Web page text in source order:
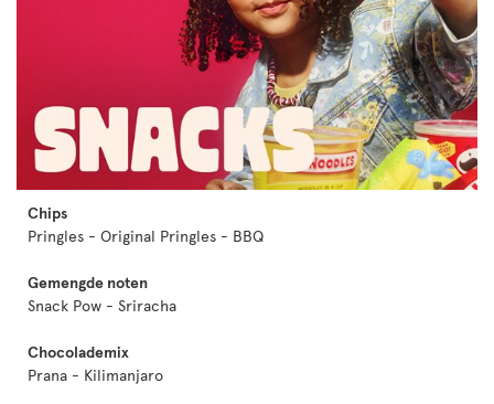
Chips
Pringles - Original Pringles - BBQ
Gemengde noten
Snack Pow - Sriracha
Chocolademix
Prana - Kilimanjaro